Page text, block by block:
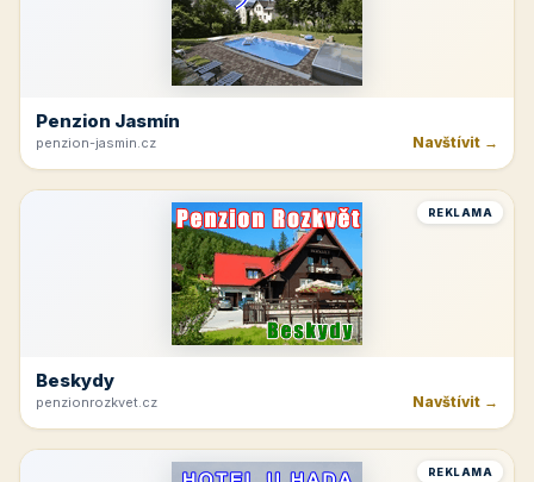
Penzion Jasmín
penzion-jasmin.cz Navštívit →
REKLAMA
Beskydy
penzionrozkvet.cz Navštívit →
REKLAMA